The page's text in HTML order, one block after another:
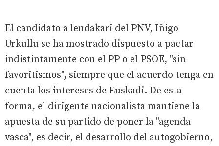
El candidato a lendakari del PNV, Iñigo
Urkullu se ha mostrado dispuesto a pactar
indistintamente con el PP o el PSOE, "sin
favoritismos", siempre que el acuerdo tenga en
cuenta los intereses de Euskadi. De esta
forma, el dirigente nacionalista mantiene la
apuesta de su partido de poner la "agenda
vasca", es decir, el desarrollo del autogobierno,